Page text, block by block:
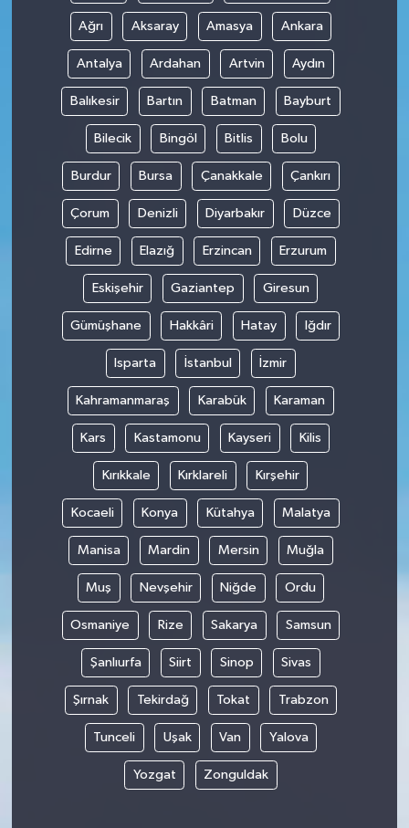
Ağrı Aksaray Amasya Ankara
Antalya Ardahan Artvin Aydın
Balıkesir Bartın Batman Bayburt
Bilecik Bingöl Bitlis Bolu
Burdur Bursa Çanakkale Çankırı
Çorum Denizli Diyarbakır Düzce
Edirne Elazığ Erzincan Erzurum
Eskişehir Gaziantep Giresun
Gümüşhane Hakkâri Hatay Iğdır
Isparta İstanbul İzmir
Kahramanmaraş Karabük Karaman
Kars Kastamonu Kayseri Kilis
Kırıkkale Kırklareli Kırşehir
Kocaeli Konya Kütahya Malatya
Manisa Mardin Mersin Muğla
Muş Nevşehir Niğde Ordu
Osmaniye Rize Sakarya Samsun
Şanlıurfa Siirt Sinop Sivas
Şırnak Tekirdağ Tokat Trabzon
Tunceli Uşak Van Yalova
Yozgat Zonguldak